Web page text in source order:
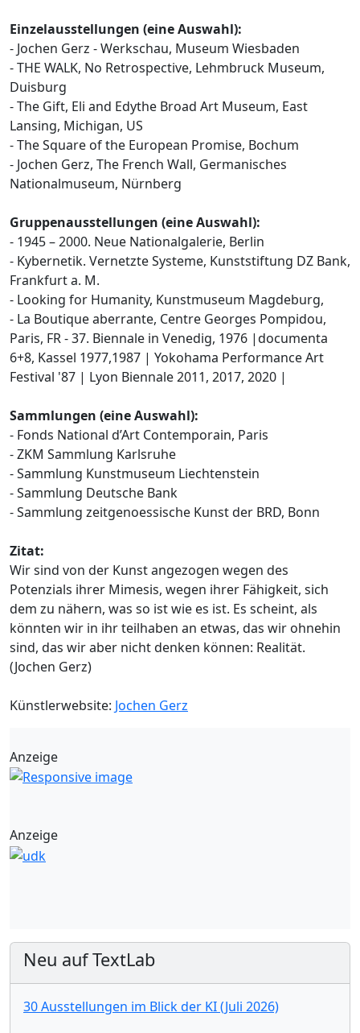
Einzelausstellungen (eine Auswahl):
- Jochen Gerz - Werkschau, Museum Wiesbaden
- THE WALK, No Retrospective, Lehmbruck Museum,
Duisburg
- The Gift, Eli and Edythe Broad Art Museum, East
Lansing, Michigan, US
- The Square of the European Promise, Bochum
- Jochen Gerz, The French Wall, Germanisches
Nationalmuseum, Nürnberg
Gruppenausstellungen (eine Auswahl):
- 1945 – 2000. Neue Nationalgalerie, Berlin
- Kybernetik. Vernetzte Systeme, Kunststiftung DZ Bank,
Frankfurt a. M.
- Looking for Humanity, Kunstmuseum Magdeburg,
- La Boutique aberrante, Centre Georges Pompidou,
Paris, FR - 37. Biennale in Venedig, 1976 |documenta
6+8, Kassel 1977,1987 | Yokohama Performance Art
Festival '87 | Lyon Biennale 2011, 2017, 2020 |
Sammlungen (eine Auswahl):
- Fonds National d’Art Contemporain, Paris
- ZKM Sammlung Karlsruhe
- Sammlung Kunstmuseum Liechtenstein
- Sammlung Deutsche Bank
- Sammlung zeitgenoessische Kunst der BRD, Bonn
Zitat:
Wir sind von der Kunst angezogen wegen des
Potenzials ihrer Mimesis, wegen ihrer Fähigkeit, sich
dem zu nähern, was so ist wie es ist. Es scheint, als
könnten wir in ihr teilhaben an etwas, das wir ohnehin
sind, das wir aber nicht denken können: Realität.
(Jochen Gerz)
Künstlerwebsite: Jochen Gerz
Anzeige
Anzeige
Neu auf TextLab
30 Ausstellungen im Blick der KI (Juli 2026)